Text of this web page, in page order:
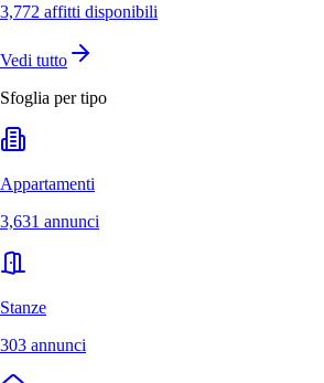
3,772 affitti disponibili
Vedi tutto
Sfoglia per tipo
Appartamenti
3,631 annunci
Stanze
303 annunci